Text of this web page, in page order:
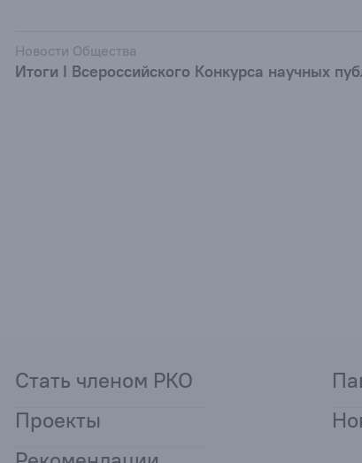
Новости Общества
Итоги I Всероссийского Конкурса научных
Стать членом РКО
Проекты